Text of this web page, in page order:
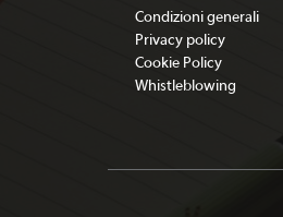
Condizioni generali
Privacy policy
Cookie Policy
Whistleblowing